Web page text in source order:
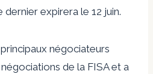
expirera le 12 juin.
négociateurs
de la FISA et a